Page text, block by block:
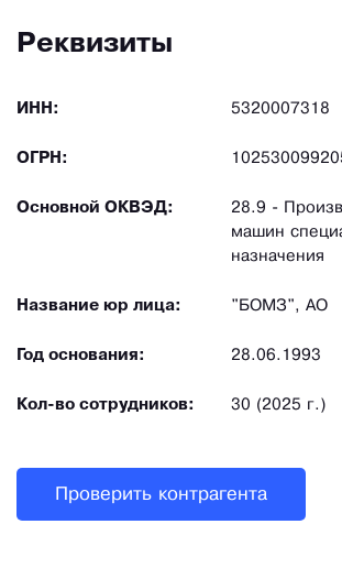
Реквизиты
ИНН: 5320007318
ОГРН:
Основной ОКВЭД:
28.9 -
машин
назначения
Название юр лица: "БОМЗ", АО
Год основания: 28.06.1993
Кол-во сотрудников: 30 (2025 г.)
Проверить контрагента